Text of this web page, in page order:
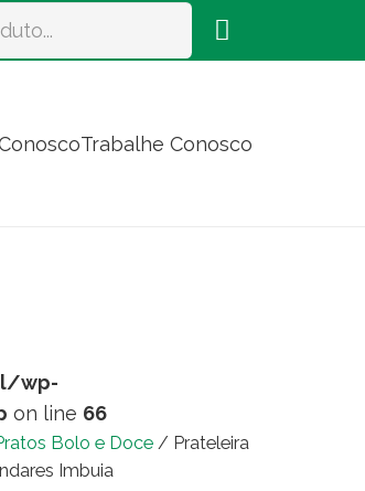
Trabalhe Conosco
wp-
on line 66
Bolo e Doce/ Prateleira
Imbuia